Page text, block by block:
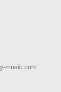
music.com